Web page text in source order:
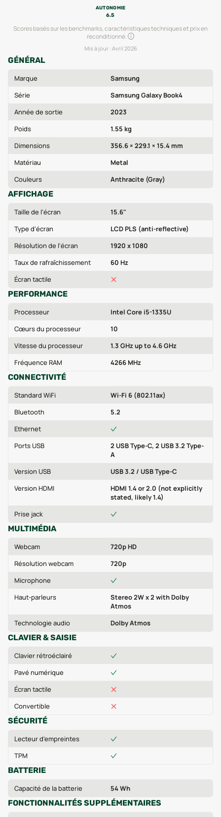
AUTONOMIE
6.5
Scores basés sur les benchmarks, caractéristiques techniques et prix en
reconditionné.
Mis à jour : Avril 2026
GÉNÉRAL
Marque
Samsung
Série
Samsung Galaxy Book4
Année de sortie
2023
Poids
1.55 kg
Dimensions
356.6 × 229.1 × 15.4 mm
Matériau
Metal
Couleurs
Anthracite (Gray)
AFFICHAGE
Taille de l'écran
15.6"
Type d'écran
LCD PLS (anti-reflective)
Résolution de l'écran
1920 x 1080
Taux de rafraîchissement
60 Hz
Écran tactile
PERFORMANCE
Processeur
Intel Core i5-1335U
Cœurs du processeur
10
Vitesse du processeur
1.3 GHz up to 4.6 GHz
Fréquence RAM
4266 MHz
CONNECTIVITÉ
Standard WiFi
Wi-Fi 6 (802.11ax)
Bluetooth
5.2
Ethernet
Ports USB
2 USB Type-C, 2 USB 3.2 Type-
A
Version USB
USB 3.2 / USB Type-C
Version HDMI
HDMI 1.4 or 2.0 (not explicitly
stated, likely 1.4)
Prise jack
MULTIMÉDIA
Webcam
720p HD
Résolution webcam
720p
Microphone
Haut-parleurs
Stereo 2W x 2 with Dolby
Atmos
Technologie audio
Dolby Atmos
CLAVIER & SAISIE
Clavier rétroéclairé
Pavé numérique
Écran tactile
Convertible
SÉCURITÉ
Lecteur d'empreintes
TPM
BATTERIE
Capacité de la batterie 54 Wh
FONCTIONNALITÉS SUPPLÉMENTAIRES